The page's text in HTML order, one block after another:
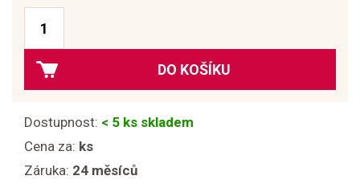
DO KOŠÍKU
Dostupnost: < 5 ks skladem
Cena za: ks
Záruka: 24 měsíců